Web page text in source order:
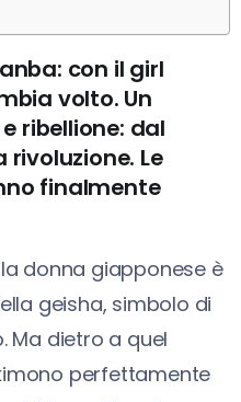
con il girl
volto. Un
ribellione: dal
Le
finalmente
donna giapponese è
geisha, simbolo di
Ma dietro a quel
perfettamente